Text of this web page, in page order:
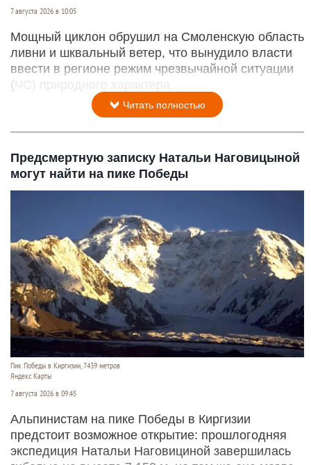
7 августа 2026 в 10:05
Мощный циклон обрушил на Смоленскую область
ливни и шквальный ветер, что вынудило власти
ввести в регионе режим чрезвычайной ситуации
(ЧС) природного характера.
Читать полностью
Предсмертную записку Натальи Наговицыной
могут найти на пике Победы
Пик Победы в Киргизии, 7439 метров
Яндекс Карты
7 августа 2026 в 09:45
Альпинистам на пике Победы в Киргизии
предстоит возможное открытие: прошлогодняя
экспедиция Натальи Наговициной завершилась